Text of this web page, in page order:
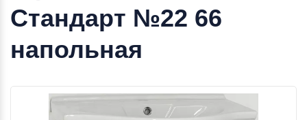
Стандарт №22 66
напольная